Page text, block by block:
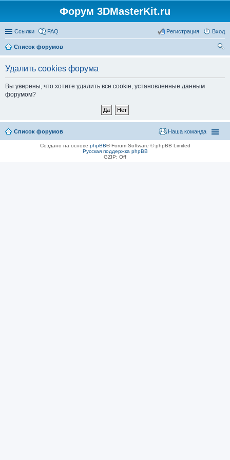
Форум 3DMasterKit.ru
Ссылки FAQ Вход
Регистрация
Список форумов
Удалить cookies форума
Вы уверены, что хотите удалить все cookie, установленные данным
форумом?
Список форумов Наша команда
Создано на основе phpBB® Forum Software © phpBB Limited
Русская поддержка phpBB
GZIP: Off